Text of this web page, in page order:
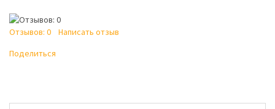
Отзывов: 0
Написать отзыв
Поделиться